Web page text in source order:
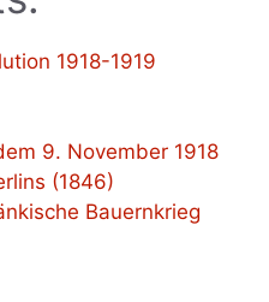
1918-1919
9. November 1918
(1846)
Bauernkrieg